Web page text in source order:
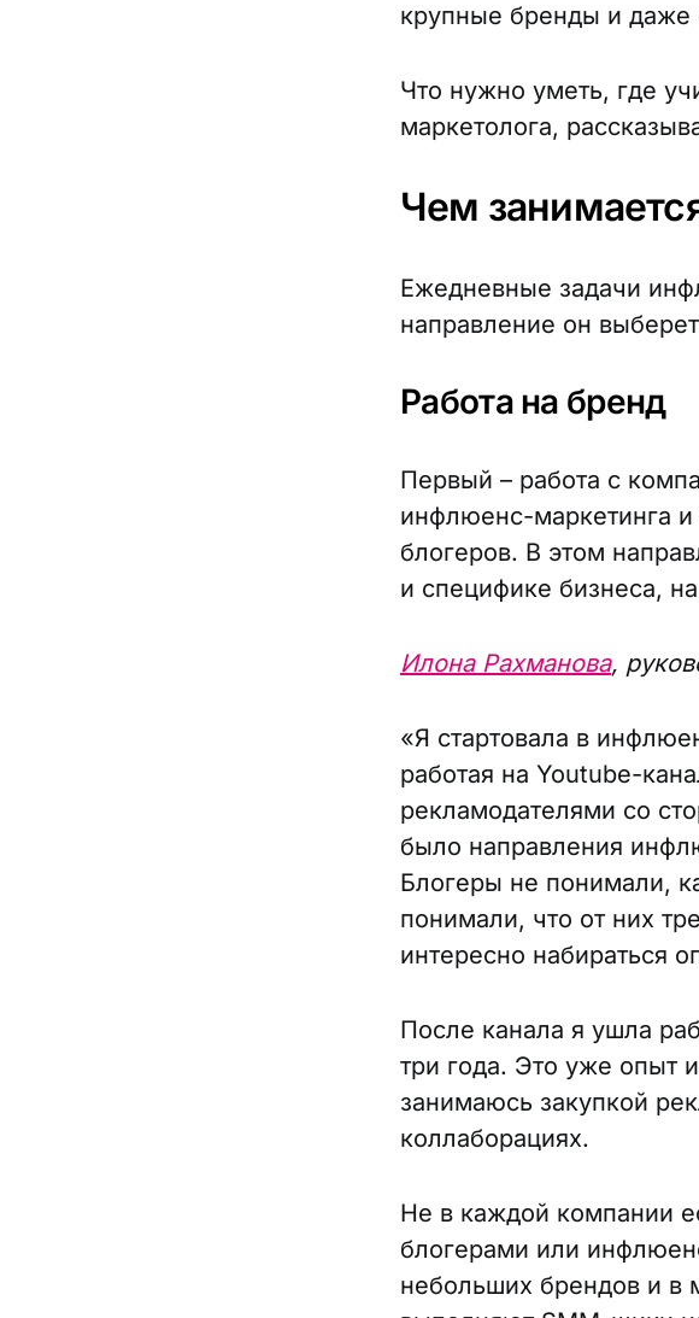
крупные бренды и даже
Что нужно уметь, где
маркетолога,
Чем
Ежедневные задачи
направление он
Работа на бренд
Первый – работа с
инфлюенс-маркетинга
блогеров. В этом
и специфике бизнеса,
Илона Рахманова,
«Я стартовала в
работая на Youtube-
рекламодателями со
было направления
Блогеры не понимали,
понимали, что от них
интересно набираться
После канала я ушла
три года. Это уже опыт
занимаюсь закупкой
коллаборациях.
Не в каждой компании
блогерами или
небольших брендов и в